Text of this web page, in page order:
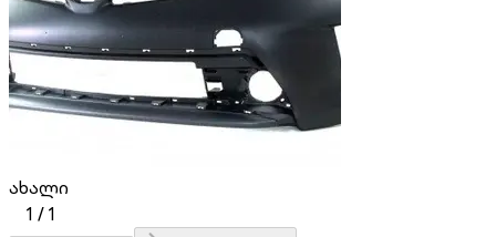
ახალი
1 /1